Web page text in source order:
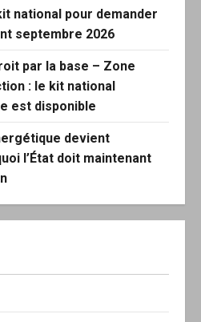
national pour demander
septembre 2026
par la base – Zone
: le kit national
est disponible
devient
l’État doit maintenant